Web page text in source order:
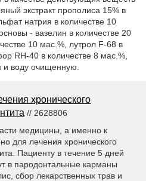
экстракт прополиса 15% в
натрия в количестве 10
- вазелин в количестве 20
10 мас.%, лутрол F-68 в
RH-40 в количестве 8 мас.%,
и воду очищенную.
хронического
// 2628806
медицины, а именно к
для лечения хронического
Пациенту в течение 5 дней
в пародонтальные карманы
сбор лекарственных трав и